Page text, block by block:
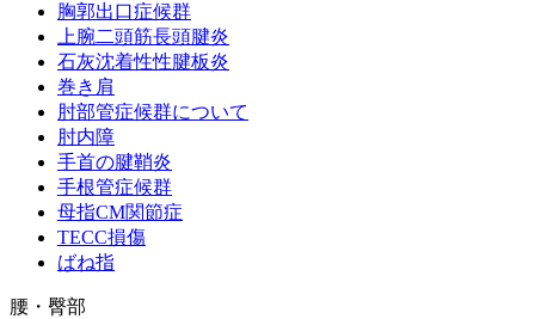
胸郭出口症候群
上腕二頭筋長頭腱炎
石灰沈着性性腱板炎
巻き肩
肘部管症候群について
肘内障
手首の腱鞘炎
手根管症候群
母指CM関節症
TECC損傷
ばね指
腰・臀部